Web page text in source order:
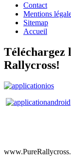
Contact
Mentions
Sitemap
Accueil
Téléchargez
Rallycross!